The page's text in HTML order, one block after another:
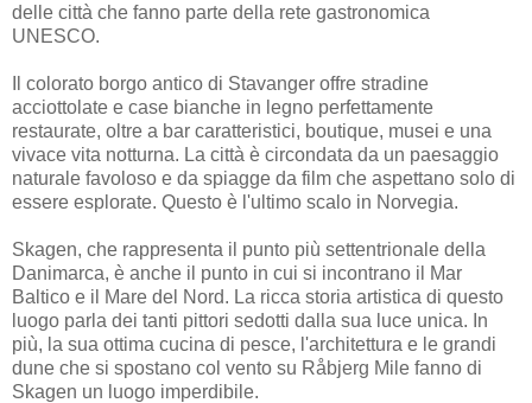
delle città che fanno parte della rete gastronomica
UNESCO.
Il colorato borgo antico di Stavanger offre stradine
acciottolate e case bianche in legno perfettamente
restaurate, oltre a bar caratteristici, boutique, musei e una
vivace vita notturna. La città è circondata da un paesaggio
naturale favoloso e da spiagge da film che aspettano solo di
essere esplorate. Questo è l'ultimo scalo in Norvegia.
Skagen, che rappresenta il punto più settentrionale della
Danimarca, è anche il punto in cui si incontrano il Mar
Baltico e il Mare del Nord. La ricca storia artistica di questo
luogo parla dei tanti pittori sedotti dalla sua luce unica. In
più, la sua ottima cucina di pesce, l'architettura e le grandi
dune che si spostano col vento su Råbjerg Mile fanno di
Skagen un luogo imperdibile.